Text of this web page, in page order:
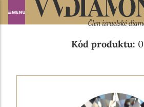
Domů NABÍDKA DIAMANTŮ
Kód produktu: